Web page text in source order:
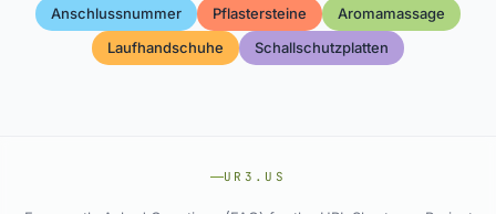
Anschlussnummer Pflastersteine
Aromamassage
Laufhandschuhe
Schallschutzplatten
UR3.US